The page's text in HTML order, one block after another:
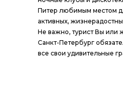
Питер любимым местом
активных,
Не важно, турист Вы или
Санкт-Петербург
все свои удивительные